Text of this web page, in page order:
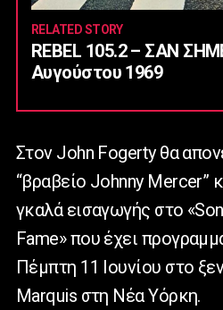
RELATED STORY
REBEL 105.2 – ΣΑΝ
Αυγούστου 1969
Στον John Fogerty θα
“βραβείο Johnny Mercer”
γκαλά εισαγωγής στο
Fame» που έχει
Πέμπτη 11 Ιουνίου στο
Marquis στη Νέα Υόρκη.